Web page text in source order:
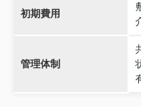
初期費用
管理体制